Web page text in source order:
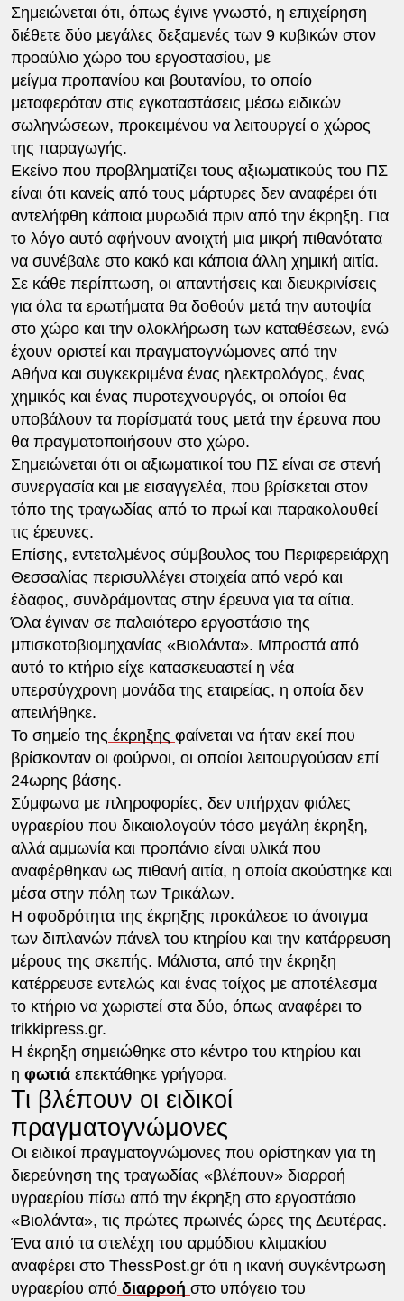
Σημειώνεται ότι, όπως έγινε γνωστό, η επιχείρηση
διέθετε δύο μεγάλες δεξαμενές των 9 κυβικών στον
προαύλιο χώρο του εργοστασίου, με
μείγμα προπανίου και βουτανίου, το οποίο
μεταφερόταν στις εγκαταστάσεις μέσω ειδικών
σωληνώσεων, προκειμένου να λειτουργεί ο χώρος
της παραγωγής.
Εκείνο που προβληματίζει τους αξιωματικούς του ΠΣ
είναι ότι κανείς από τους μάρτυρες δεν αναφέρει ότι
αντελήφθη κάποια μυρωδιά πριν από την έκρηξη. Για
το λόγο αυτό αφήνουν ανοιχτή μια μικρή πιθανότατα
να συνέβαλε στο κακό και κάποια άλλη χημική αιτία.
Σε κάθε περίπτωση, οι απαντήσεις και διευκρινίσεις
για όλα τα ερωτήματα θα δοθούν μετά την αυτοψία
στο χώρο και την ολοκλήρωση των καταθέσεων, ενώ
έχουν οριστεί και πραγματογνώμονες από την
Αθήνα και συγκεκριμένα ένας ηλεκτρολόγος, ένας
χημικός και ένας πυροτεχνουργός, οι οποίοι θα
υποβάλουν τα πορίσματά τους μετά την έρευνα που
θα πραγματοποιήσουν στο χώρο.
Σημειώνεται ότι οι αξιωματικοί του ΠΣ είναι σε στενή
συνεργασία και με εισαγγελέα, που βρίσκεται στον
τόπο της τραγωδίας από το πρωί και παρακολουθεί
τις έρευνες.
Επίσης, εντεταλμένος σύμβουλος του Περιφερειάρχη
Θεσσαλίας περισυλλέγει στοιχεία από νερό και
έδαφος, συνδράμοντας στην έρευνα για τα αίτια.
Όλα έγιναν σε παλαιότερο εργοστάσιο της
μπισκοτοβιομηχανίας «Βιολάντα». Μπροστά από
αυτό το κτήριο είχε κατασκευαστεί η νέα
υπερσύγχρονη μονάδα της εταιρείας, η οποία δεν
απειλήθηκε.
Το σημείο της έκρηξης φαίνεται να ήταν εκεί που
βρίσκονταν οι φούρνοι, οι οποίοι λειτουργούσαν επί
24ωρης βάσης.
Σύμφωνα με πληροφορίες, δεν υπήρχαν φιάλες
υγραερίου που δικαιολογούν τόσο μεγάλη έκρηξη,
αλλά αμμωνία και προπάνιο είναι υλικά που
αναφέρθηκαν ως πιθανή αιτία, η οποία ακούστηκε και
μέσα στην πόλη των Τρικάλων.
Η σφοδρότητα της έκρηξης προκάλεσε το άνοιγμα
των διπλανών πάνελ του κτηρίου και την κατάρρευση
μέρους της σκεπής. Μάλιστα, από την έκρηξη
κατέρρευσε εντελώς και ένας τοίχος με αποτέλεσμα
το κτήριο να χωριστεί στα δύο, όπως αναφέρει το
trikkipress.gr.
Η έκρηξη σημειώθηκε στο κέντρο του κτηρίου και
η φωτιά επεκτάθηκε γρήγορα.
Τι βλέπουν οι ειδικοί
πραγματογνώμονες
Οι ειδικοί πραγματογνώμονες που ορίστηκαν για τη
διερεύνηση της τραγωδίας «βλέπουν» διαρροή
υγραερίου πίσω από την έκρηξη στο εργοστάσιο
«Βιολάντα», τις πρώτες πρωινές ώρες της Δευτέρας.
Ένα από τα στελέχη του αρμόδιου κλιμακίου
αναφέρει στο ThessPost.gr ότι η ικανή συγκέντρωση
υγραερίου απόδιαρροή στο υπόγειο του